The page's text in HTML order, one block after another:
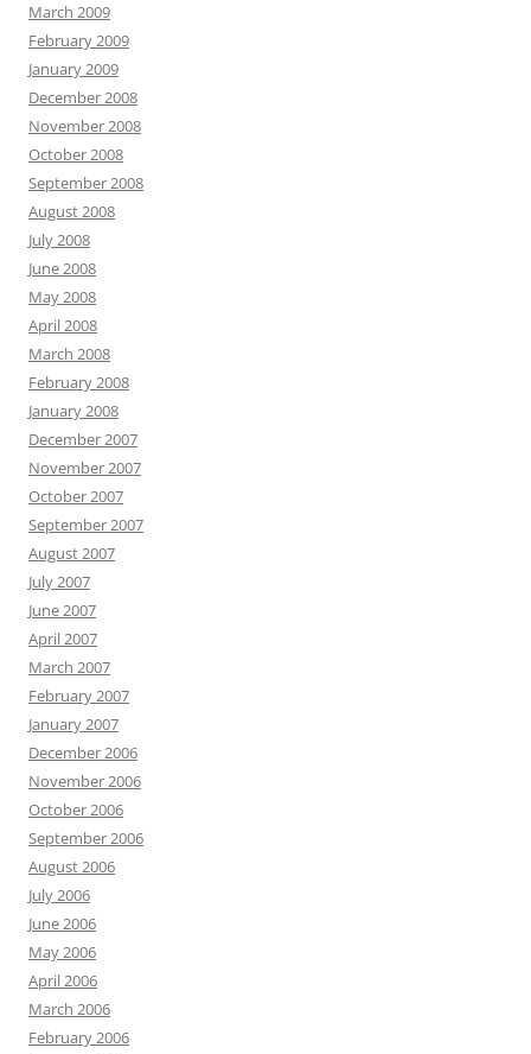
March 2009
February 2009
January 2009
December 2008
November 2008
October 2008
September 2008
August 2008
July 2008
June 2008
May 2008
April 2008
March 2008
February 2008
January 2008
December 2007
November 2007
October 2007
September 2007
August 2007
July 2007
June 2007
April 2007
March 2007
February 2007
January 2007
December 2006
November 2006
October 2006
September 2006
August 2006
July 2006
June 2006
May 2006
April 2006
March 2006
February 2006